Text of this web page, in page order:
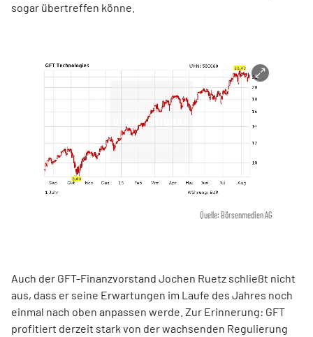
sogar übertreffen könne.
Quelle: Börsenmedien AG
Auch der GFT-Finanzvorstand Jochen Ruetz schließt nicht
aus, dass er seine Erwartungen im Laufe des Jahres noch
einmal nach oben anpassen werde. Zur Erinnerung: GFT
profitiert derzeit stark von der wachsenden Regulierung